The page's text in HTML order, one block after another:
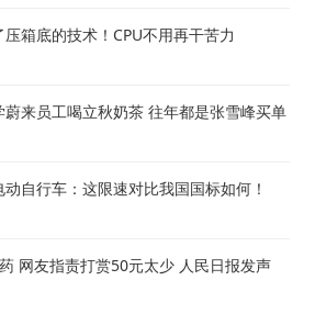
箱底的技术！CPU不用再干苦力
来员工喝立秋奶茶 往年都是张雪峰买单
自行车：这限速对比我国国标如何！
网友指责打赏50元太少 人民日报发声